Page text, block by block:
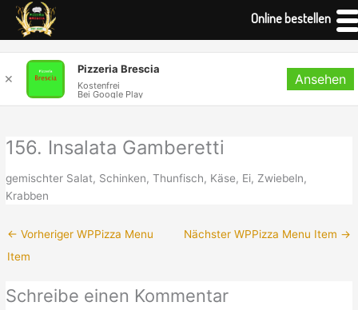
Inhalt
springen
156. Insalata Gamberetti
gemischter Salat, Schinken, Thunfisch, Käse, Ei, Zwiebeln,
Krabben
← Vorheriger WPPizza Menu
Item
Nächster WPPizza Menu Item →
Schreibe einen Kommentar
Online bestellen
✕
Pizzeria Brescia
Kostenfrei
Bei Google Play
Ansehen